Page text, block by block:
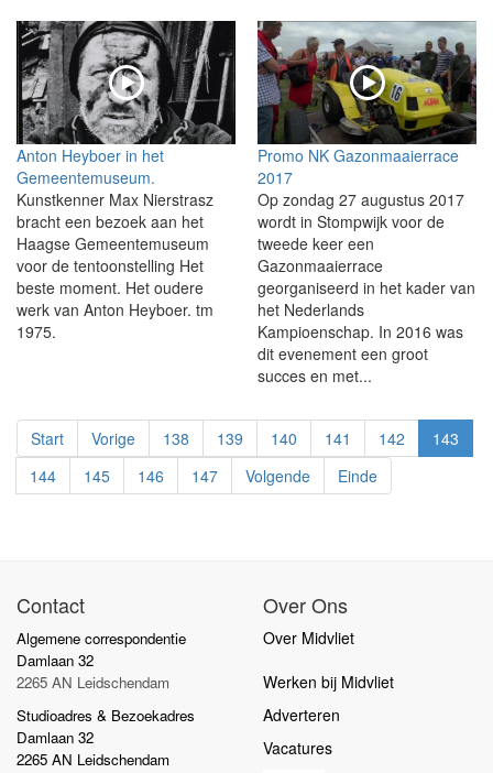
Anton Heyboer in het
Gemeentemuseum.
Kunstkenner Max Nierstrasz
bracht een bezoek aan het
Haagse Gemeentemuseum
voor de tentoonstelling Het
beste moment. Het oudere
werk van Anton Heyboer. tm
1975.
Promo NK Gazonmaaierrace
2017
Op zondag 27 augustus 2017
wordt in Stompwijk voor de
tweede keer een
Gazonmaaierrace
georganiseerd in het kader van
het Nederlands
Kampioenschap. In 2016 was
dit evenement een groot
succes en met...
Start Vorige 138 139 140 141 142
143
144
145 146 147 Volgende Einde
Contact
Algemene correspondentie
Damlaan 32
2265 AN Leidschendam
Studioadres & Bezoekadres
Damlaan 32
2265 AN Leidschendam
Over Ons
Over Midvliet
Werken bij Midvliet
Adverteren
Vacatures